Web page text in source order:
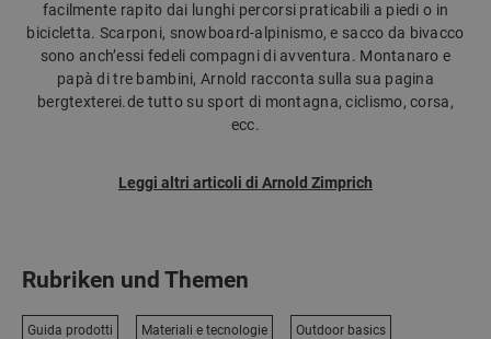
facilmente rapito dai lunghi percorsi praticabili a piedi o in
bicicletta. Scarponi, snowboard-alpinismo, e sacco da bivacco
sono anch’essi fedeli compagni di avventura. Montanaro e
papà di tre bambini, Arnold racconta sulla sua pagina
bergtexterei.de tutto su sport di montagna, ciclismo, corsa,
ecc.
Leggi altri articoli di Arnold Zimprich
Rubriken und Themen
Guida prodotti Materiali e tecnologie Outdoor basics